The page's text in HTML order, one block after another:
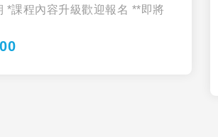
*課程內容升級歡迎報名 **即將